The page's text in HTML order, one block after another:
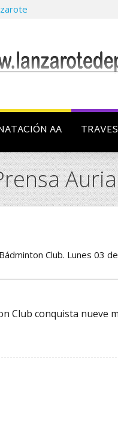
AA
Club. Lunes 03
Club conquista nueve